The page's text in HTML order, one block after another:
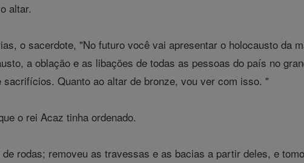
altar.
o sacerdote, "No futuro você vai apresentar o holocausto da
a oblação e as libações de todas as pessoas do país no
Quanto ao altar de bronze, vou ver com isso. "
o rei Acaz tinha ordenado.
rodas; removeu as travessas e as bacias a partir deles, e